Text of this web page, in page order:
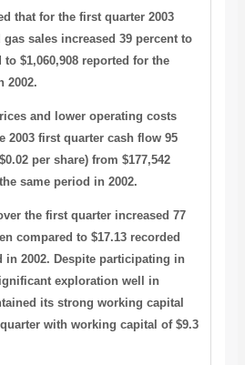
that for the first quarter 2003
sales increased 39 percent to
to $1,060,908 reported for the
2002.
and lower operating costs
2003 first quarter cash flow 95
per share) from $177,542
same period in 2002.
the first quarter increased 77
compared to $17.13 recorded
in 2002. Despite participating in
exploration well in
its strong working capital
with working capital of $9.3